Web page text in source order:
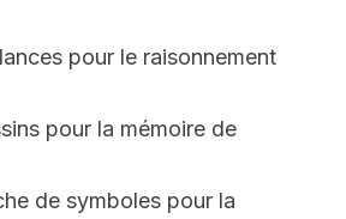
pour le raisonnement
pour la mémoire de
de symboles pour la